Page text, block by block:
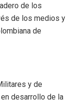
de los
de los medios y
de
y de
desarrollo de la